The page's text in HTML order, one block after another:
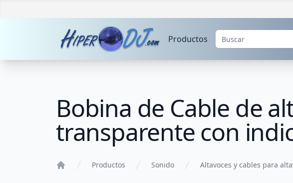
Productos
Bobina de Cable de
transparente con
Productos Sonido Altavoces y cables para